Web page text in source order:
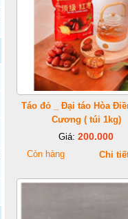
Táo đỏ _ Đại táo Hòa
Cương ( túi 1kg)
Giá: 200.000
Còn hàng Chi